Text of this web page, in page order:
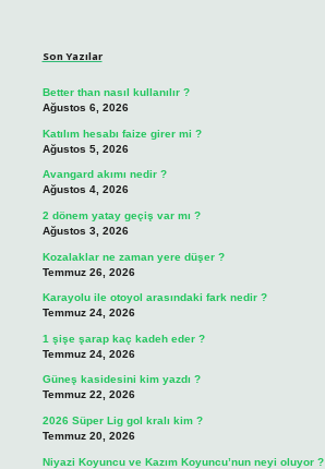
Son Yazılar
Better than nasıl kullanılır ?
Ağustos 6, 2026
Katılım hesabı faize girer mi ?
Ağustos 5, 2026
Avangard akımı nedir ?
Ağustos 4, 2026
2 dönem yatay geçiş var mı ?
Ağustos 3, 2026
Kozalaklar ne zaman yere düşer ?
Temmuz 26, 2026
Karayolu ile otoyol arasındaki fark nedir ?
Temmuz 24, 2026
1 şişe şarap kaç kadeh eder ?
Temmuz 24, 2026
Güneş kasidesini kim yazdı ?
Temmuz 22, 2026
2026 Süper Lig gol kralı kim ?
Temmuz 20, 2026
Niyazi Koyuncu ve Kazım Koyuncu’nun neyi oluyor ?